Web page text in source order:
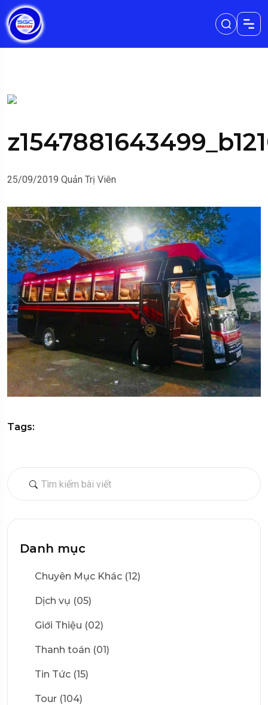
Danh mục
Chuyên Mục Khác (12)
Dịch vụ (05)
Giới Thiệu (02)
Thanh toán (01)
Tin Tức (15)
Tour (104)
25/09/2019 Quản Trị Viên
Tags: